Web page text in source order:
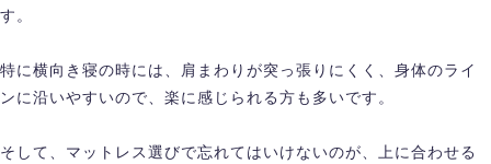
す。
特に横向き寝の時には、肩まわりが突っ張りにくく、身体のライ
ンに沿いやすいので、楽に感じられる方も多いです。
そして、マットレス選びで忘れてはいけないのが、上に合わせる